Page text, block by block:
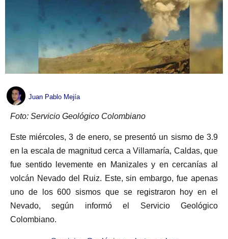
Juan Pablo Mejía
Foto: Servicio Geológico Colombiano
Este miércoles, 3 de enero, se presentó un sismo de 3.9
en la escala de magnitud cerca a Villamaría, Caldas, que
fue sentido levemente en Manizales y en cercanías al
volcán Nevado del Ruiz. Este, sin embargo, fue apenas
uno de los 600 sismos que se registraron hoy en el
Nevado, según informó el Servicio Geológico
Colombiano.